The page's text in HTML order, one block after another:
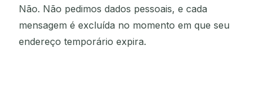
Não. Não pedimos dados pessoais, e cada
mensagem é excluída no momento em que seu
endereço temporário expira.